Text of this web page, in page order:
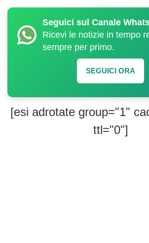
Seguici sul Canale
Ricevi le notizie in tempo
sempre per primo.
SEGUICI ORA
[esi adrotate group="1"
ttl="0"]